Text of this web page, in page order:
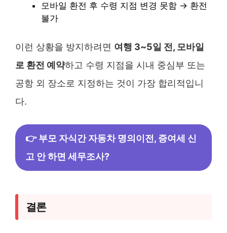
모바일 환전 후 수령 지점 변경 못함 → 환전
불가
이런 상황을 방지하려면 여행 3~5일 전, 모바일
로 환전 예약하고 수령 지점을 시내 중심부 또는
공항 외 장소로 지정하는 것이 가장 합리적입니
다.
👉 부모 자식간 자동차 명의이전, 증여세 신
고 안 하면 세무조사?
결론